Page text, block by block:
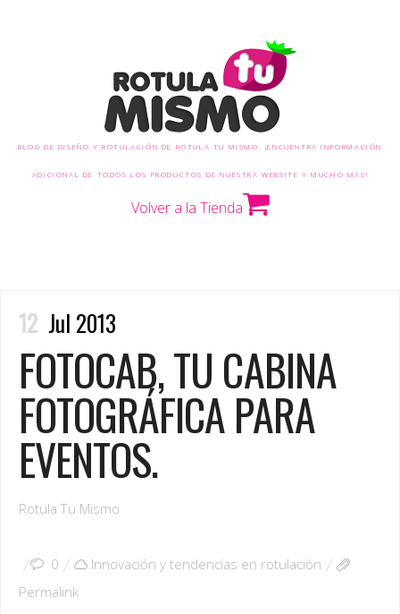
BLOG DE DISEÑO Y ROTULACIÓN DE ROTULA TU MISMO. ¡ENCUENTRA INFORMACIÓN
ADICIONAL DE TODOS LOS PRODUCTOS DE NUESTRA WEBSITE Y MUCHO MÁS!
Volver a la Tienda
12 Jul 2013
FOTOCAB, TU CABINA
FOTOGRÁFICA PARA
EVENTOS.
Rotula Tu Mismo
0
Innovación y tendencias en rotulación
Permalink